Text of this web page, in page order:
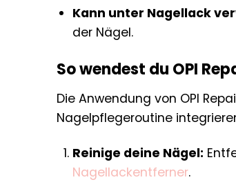
Kann unter Nagellack
der Nägel.
So wendest du OPI
Die Anwendung von OPI
Nagelpflegeroutine
Reinige deine Nägel:
Nagellackentferner.